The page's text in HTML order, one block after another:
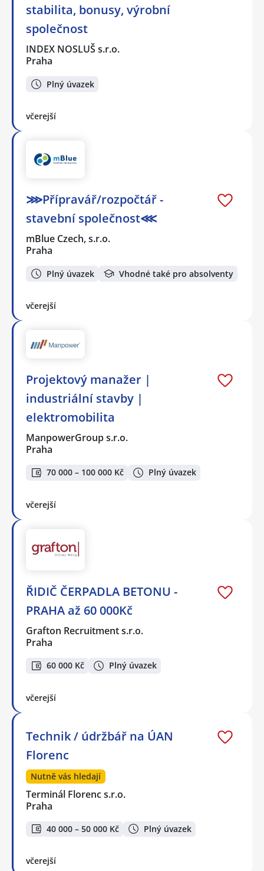
stabilita, bonusy, výrobní
společnost
INDEX NOSLUŠ s.r.o.
Praha
Plný úvazek
včerejší
⋙Přípravář/rozpočtář -
stavební společnost⋘
mBlue Czech, s.r.o.
Praha
Plný úvazek Vhodné také pro absolventy
včerejší
Projektový manažer |
industriální stavby |
elektromobilita
ManpowerGroup s.r.o.
Praha
70 000 – 100 000 Kč Plný úvazek
včerejší
ŘIDIČ ČERPADLA BETONU -
PRAHA až 60 000Kč
Grafton Recruitment s.r.o.
Praha
60 000 Kč Plný úvazek
včerejší
Technik / údržbář na ÚAN
Florenc
Nutně vás hledají
Terminál Florenc s.r.o.
Praha
40 000 – 50 000 Kč Plný úvazek
včerejší